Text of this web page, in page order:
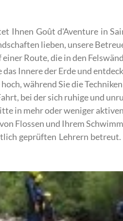
Ihnen Goût d'Aventure in
lieben, unsere
Route, die in den
Innere der Erde und
während Sie die
bei der sich ruhige und
in mehr oder weniger
Flossen und Ihrem
geprüften Lehrern